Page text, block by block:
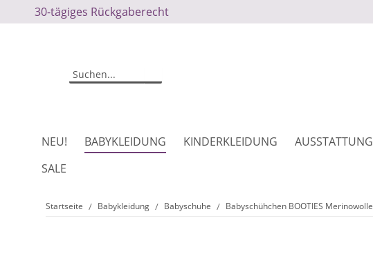
30-tägiges Rückgaberecht
NEU! BABYKLEIDUNG KINDERKLEIDUNG AUSSTATTUNG
SALE
Startseite Babykleidung Babyschuhe Babyschühchen BOOTIES Merinowolle